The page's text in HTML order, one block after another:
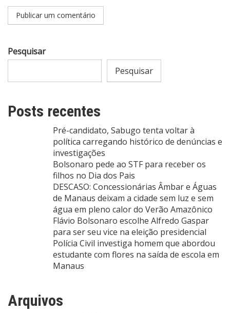
Pesquisar
Pesquisar
Posts recentes
Pré-candidato, Sabugo tenta voltar à
política carregando histórico de denúncias e
investigações
Bolsonaro pede ao STF para receber os
filhos no Dia dos Pais
DESCASO: Concessionárias Âmbar e Águas
de Manaus deixam a cidade sem luz e sem
água em pleno calor do Verão Amazônico
Flávio Bolsonaro escolhe Alfredo Gaspar
para ser seu vice na eleição presidencial
Polícia Civil investiga homem que abordou
estudante com flores na saída de escola em
Manaus
Arquivos